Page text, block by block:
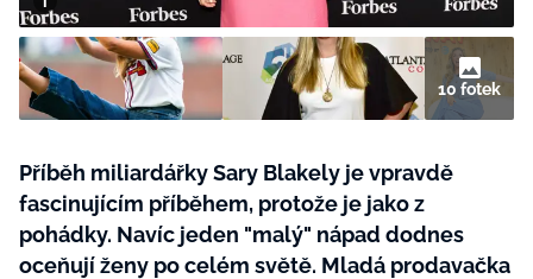
ROČNÍ PŘEDPLATNÉ SVĚT ŽENY +
SADA PRODUKTŮ MANA (10 ks)
10 fotek
Příběh miliardářky Sary Blakely je vpravdě
fascinujícím příběhem, protože je jako z
pohádky. Navíc jeden "malý" nápad dodnes
oceňují ženy po celém světě. Mladá prodavačka